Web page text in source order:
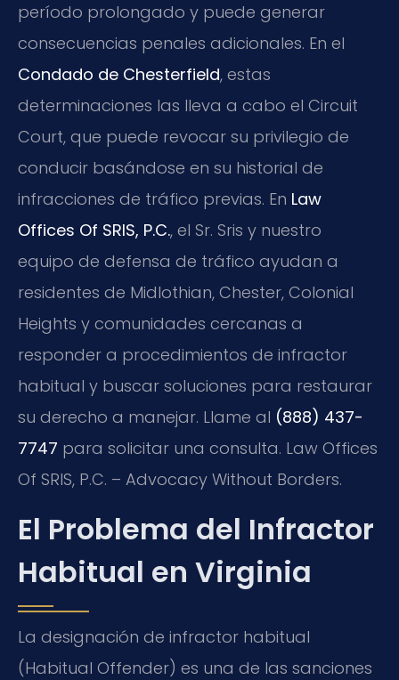
período prolongado y puede generar
consecuencias penales adicionales. En el
Condado de Chesterfield, estas
determinaciones las lleva a cabo el Circuit
Court, que puede revocar su privilegio de
conducir basándose en su historial de
infracciones de tráfico previas. En Law
Offices Of SRIS, P.C., el Sr. Sris y nuestro
equipo de defensa de tráfico ayudan a
residentes de Midlothian, Chester, Colonial
Heights y comunidades cercanas a
responder a procedimientos de infractor
habitual y buscar soluciones para restaurar
su derecho a manejar. Llame al (888) 437-
7747 para solicitar una consulta. Law Offices
Of SRIS, P.C. – Advocacy Without Borders.
El Problema del Infractor
Habitual en Virginia
La designación de infractor habitual
(Habitual Offender) es una de las sanciones